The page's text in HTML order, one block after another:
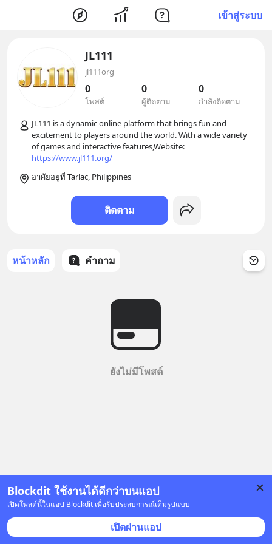
เข้าสู่ระบบ
Blockdit ใช้งานได้ดีกว่าบนแอป
เปิดโพสต์นี้ในแอป Blockdit เพื่อรับประสบการณ์เต็มรูปแบบ
เปิดผ่านแอป
JL111
jl111org
0
โพสต์
0
ผู้ติดตาม
0
กำลังติดตาม
JL111 is a dynamic online platform that brings fun and
excitement to players around the world. With a wide variety
https://www.jl111.org/
อาศัยอยู่ที่ Tarlac, Philippines
ติดตาม
หน้าหลัก คำถาม
ยังไม่มีโพสต์